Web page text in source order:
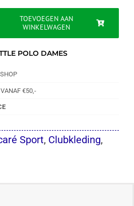
TOEVOEGEN AAN
WINKELWAGEN
POLO DAMES
€50,-
Sport, Clubkleding,